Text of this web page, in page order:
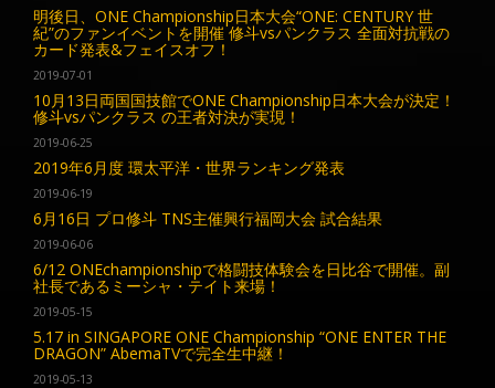
明後日、ONE Championship日本大会“ONE: CENTURY 世
紀”のファンイベントを開催 修斗vsパンクラス 全面対抗戦の
カード発表&フェイスオフ！
2019-07-01
10月13日両国国技館でONE Championship日本大会が決定！
修斗vsパンクラス の王者対決が実現！
2019-06-25
2019年6月度 環太平洋・世界ランキング発表
2019-06-19
6月16日 プロ修斗 TNS主催興行福岡大会 試合結果
2019-06-06
6/12 ONEchampionshipで格闘技体験会を日比谷で開催。副
社長であるミーシャ・テイト来場！
2019-05-15
5.17 in SINGAPORE ONE Championship “ONE ENTER THE
DRAGON” AbemaTVで完全生中継！
2019-05-13